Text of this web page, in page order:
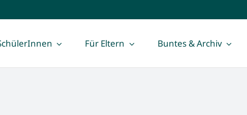
Für Eltern Buntes & Archiv